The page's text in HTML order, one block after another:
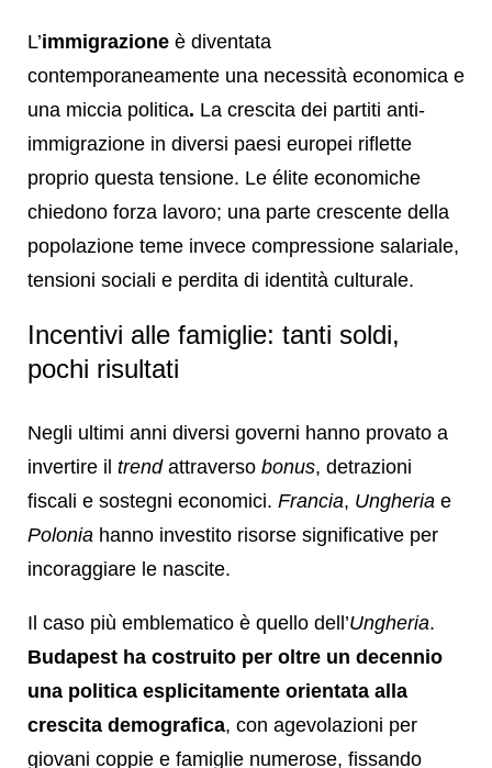
L’immigrazione è diventata
contemporaneamente una necessità economica e
una miccia politica. La crescita dei partiti anti-
immigrazione in diversi paesi europei riflette
proprio questa tensione. Le élite economiche
chiedono forza lavoro; una parte crescente della
popolazione teme invece compressione salariale,
tensioni sociali e perdita di identità culturale.
Incentivi alle famiglie: tanti soldi,
pochi risultati
Negli ultimi anni diversi governi hanno provato a
invertire il trend attraverso bonus, detrazioni
fiscali e sostegni economici. Francia, Ungheria e
Polonia hanno investito risorse significative per
incoraggiare le nascite.
Il caso più emblematico è quello dell’Ungheria.
Budapest ha costruito per oltre un decennio
una politica esplicitamente orientata alla
crescita demografica, con agevolazioni per
giovani coppie e famiglie numerose, fissando